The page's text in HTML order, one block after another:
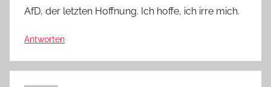
AfD, der letzten Hoffnung. Ich hoffe, ich irre mich.
Antworten